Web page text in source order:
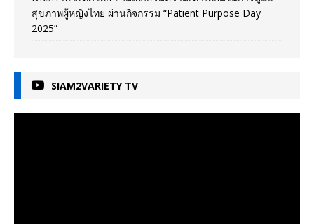
สุขภาพผู้หญิงไทย ผ่านกิจกรรม “Patient Purpose Day
2025”
SIAM2VARIETY TV